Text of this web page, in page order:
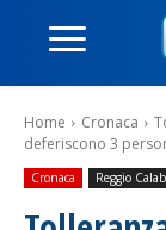
Home Cronaca
deferiscono 3
Cronaca Reggio